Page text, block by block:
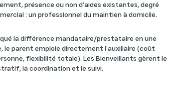
présence ou non d’aides existantes, degré
: un professionnel du maintien à domicile.
la différence mandataire/prestataire en une
le parent emploie directement l’auxiliaire (coût
flexibilité totale). Les Bienveillants gèrent le
la coordination et le suivi.